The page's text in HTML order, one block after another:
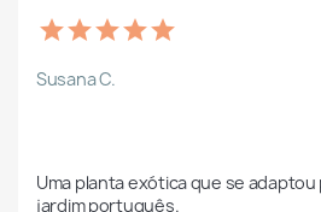
Susana C.
Uma planta exótica que se
jardim português.